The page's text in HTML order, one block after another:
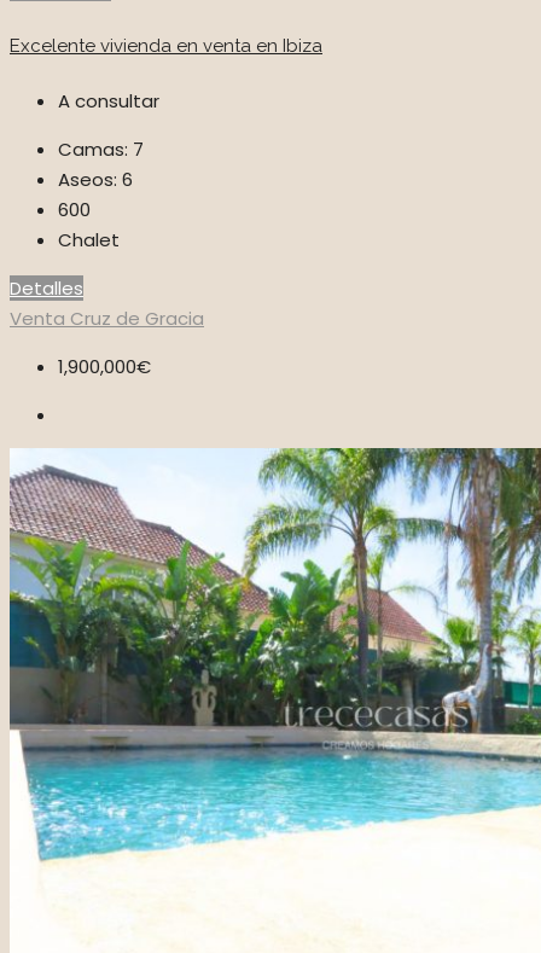
Excelente vivienda en venta en Ibiza
A consultar
Camas: 7
Aseos: 6
600
Chalet
Detalles
Venta Cruz de Gracia
1,900,000€